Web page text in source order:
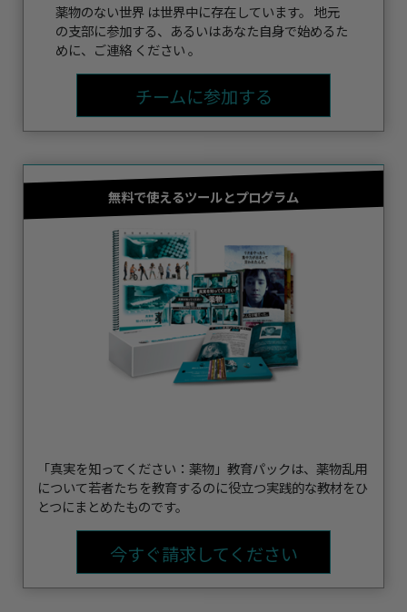
薬物のない世界 は世界中に存在しています。 地元
の支部に参加する、あるいはあなた自身で始めるた
めに、ご連絡 ください 。
チームに参加する
無料で使えるツールとプログラム
「真実を知ってください：薬物」教育パックは、薬物乱用
について若者たちを教育するのに役立つ実践的な教材をひ
とつにまとめたものです。
今すぐ請求してください